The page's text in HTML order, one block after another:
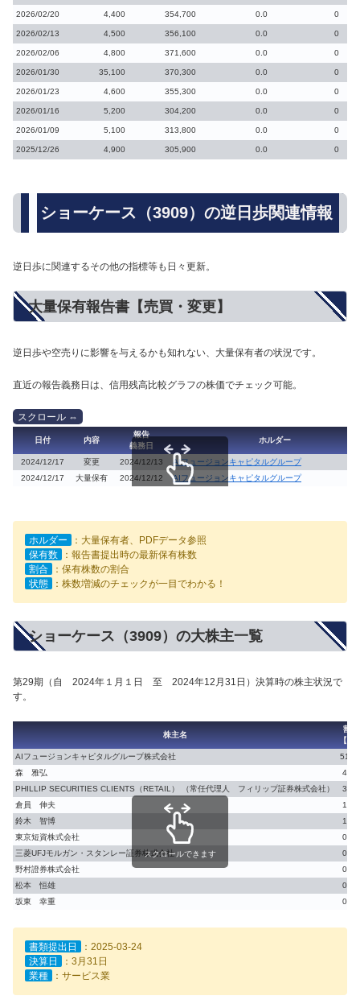
2026/02/20 4,400 354,700 0.0 0
2026/02/13 4,500 356,100 0.0 0
2026/02/06 4,800 371,600 0.0 0
2026/01/30 35,100 370,300 0.0 0
2026/01/23 4,600 355,300 0.0 0
2026/01/16 5,200 304,200 0.0 0
2026/01/09 5,100 313,800 0.0 0
2025/12/26 4,900 305,900 0.0 0
ショーケース（3909）の逆日歩関連情報
逆日歩に関連するその他の指標等も日々更新。
大量保有報告書【売買・変更】
逆日歩や空売りに影響を与えるかも知れない、大量保有者の状況です。
直近の報告義務日は、信用残高比較グラフの株価でチェック可能。
日付 内容
報告
義務日
ホルダー
2024/12/17 変更 2024/12/13
AIフュージョンキャピタルグループ
2024/12/17
大量保有 2024/12/12
AIフュージョンキャピタルグループ
ホルダー
：大量保有者、PDFデータ参照
保有数
：報告書提出時の最新保有株数
割合
：保有株数の割合
状態
：株数増減のチェックが一目でわかる！
ショーケース（3909）の大株主一覧
第29期（自 2024年１月１日 至 2024年12月31日）決算時の株主状況で
す。
株主名
割合
【%
AIフュージョンキャピタルグループ株式会社
森 雅弘
4.05
PHILLIP SECURITIES CLIENTS（RETAIL） （常任代理人 フィリップ証券株式会社）
3.13
倉員 伸夫
1.40
鈴木 智博
1.19
東京短資株式会社
0.73
三菱UFJモルガン・スタンレー証券株式会社
0.62
野村證券株式会社
0.57
松本 恒雄
0.57
坂東 幸重
0.54
スクロールできます
書類提出日
：2025-03-24
決算日
：3月31日
業種
：サービス業